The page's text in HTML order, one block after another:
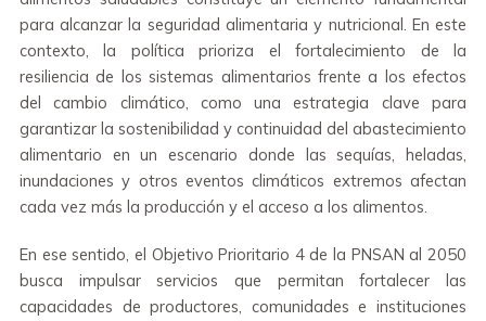
para alcanzar la seguridad alimentaria y nutricional. En este
contexto, la política prioriza el fortalecimiento de la
resiliencia de los sistemas alimentarios frente a los efectos
del cambio climático, como una estrategia clave para
garantizar la sostenibilidad y continuidad del abastecimiento
alimentario en un escenario donde las sequías, heladas,
inundaciones y otros eventos climáticos extremos afectan
cada vez más la producción y el acceso a los alimentos.
En ese sentido, el Objetivo Prioritario 4 de la PNSAN al 2050
busca impulsar servicios que permitan fortalecer las
capacidades de productores, comunidades e instituciones